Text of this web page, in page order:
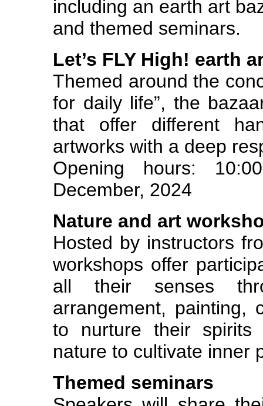
including an earth art
and themed seminars.
Let’s FLY High! earth
Themed around the
for daily life”, the
that offer different
artworks with a deep
Opening hours:
December, 2024
Nature and art
Hosted by instructors
workshops offer
all their senses
arrangement, painting,
to nurture their
nature to cultivate inner
Themed seminars